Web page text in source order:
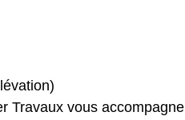
Travaux vous accompagne